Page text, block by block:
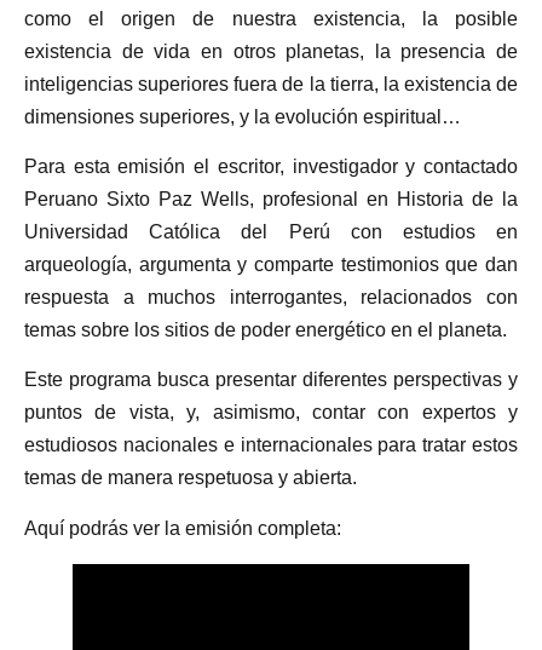
como el origen de nuestra existencia, la posible
existencia de vida en otros planetas, la presencia de
inteligencias superiores fuera de la tierra, la existencia de
dimensiones superiores, y la evolución espiritual…
Para esta emisión el escritor, investigador y contactado
Peruano Sixto Paz Wells, profesional en Historia de la
Universidad Católica del Perú con estudios en
arqueología, argumenta y comparte testimonios que dan
respuesta a muchos interrogantes, relacionados con
temas sobre los sitios de poder energético en el planeta.
Este programa busca presentar diferentes perspectivas y
puntos de vista, y, asimismo, contar con expertos y
estudiosos nacionales e internacionales para tratar estos
temas de manera respetuosa y abierta.
Aquí podrás ver la emisión completa: